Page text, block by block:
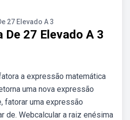
27 Elevado A 3
De 27 Elevado A 3
a expressão matemática
uma nova expressão
fatorar uma expressão
de. Webcalcular a raiz enésima